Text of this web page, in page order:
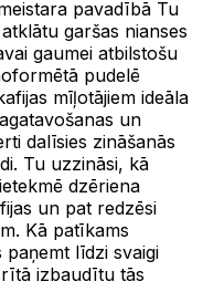
pavadībā Tu
garšas nianses
gaumei atbilstošu
pudelē
mīļotājiem ideāla
un
dalīsies zināšanās
Tu uzzināsi, kā
dzēriena
un pat redzēsi
Kā patīkams
paņemt līdzi svaigi
izbaudītu tās